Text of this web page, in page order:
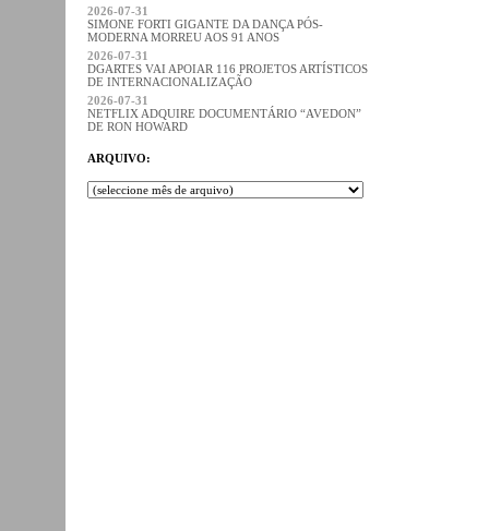
2026-07-31
SIMONE FORTI GIGANTE DA DANÇA PÓS-
MODERNA MORREU AOS 91 ANOS
2026-07-31
DGARTES VAI APOIAR 116 PROJETOS ARTÍSTICOS
DE INTERNACIONALIZAÇÃO
2026-07-31
NETFLIX ADQUIRE DOCUMENTÁRIO “AVEDON”
DE RON HOWARD
ARQUIVO: